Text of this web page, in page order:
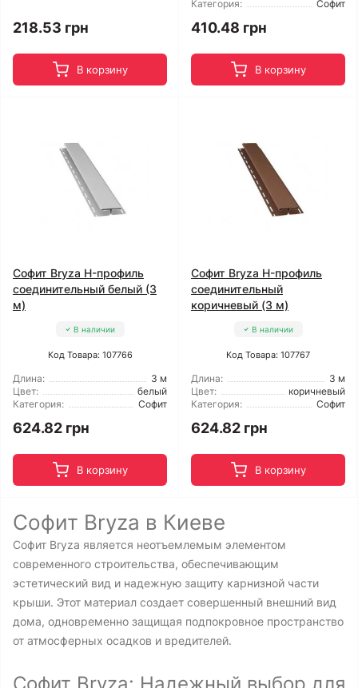
218.53 грн
В корзину
Категория:
Софит
410.48 грн
В корзину
Софит Bryza H-профиль
соединительный белый (3
м)
В наличии
Код Товара: 107766
Длина:
3 м
Цвет:
белый
Категория:
Софит
624.82 грн
В корзину
Софит Bryza H-профиль
соединительный
коричневый (3 м)
В наличии
Код Товара: 107767
Длина:
3 м
Цвет:
коричневый
Категория:
Софит
624.82 грн
В корзину
Софит Bryza в Киеве
Софит Bryza является неотъемлемым элементом
современного строительства, обеспечивающим
эстетический вид и надежную защиту карнизной части
крыши. Этот материал создает совершенный внешний вид
дома, одновременно защищая подпокровное пространство
от атмосферных осадков и вредителей.